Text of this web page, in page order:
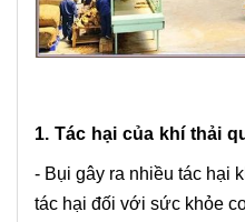
1. Tác hại của khí thải
- Bụi gây ra nhiều tác hại
tác hại đối với sức khỏe